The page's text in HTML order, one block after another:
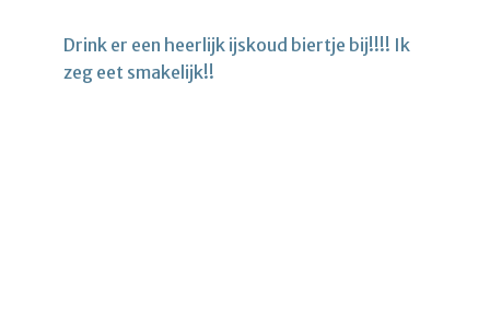
Drink er een heerlijk ijskoud biertje bij!!!! Ik
zeg eet smakelijk!!